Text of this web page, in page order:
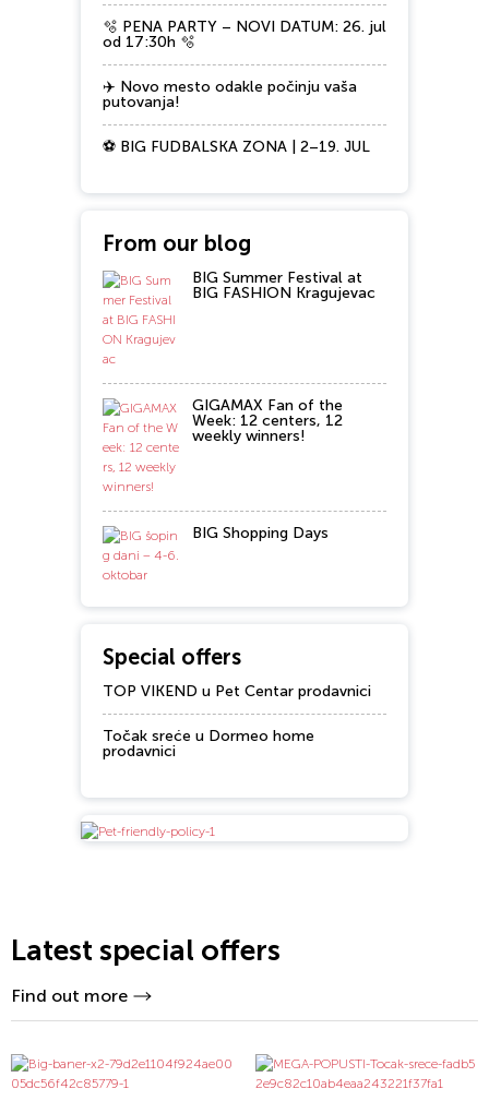
🫧 PENA PARTY – NOVI DATUM: 26. jul
od 17:30h 🫧
✈️ Novo mesto odakle počinju vaša
putovanja!
⚽ BIG FUDBALSKA ZONA | 2–19. JUL
From our blog
BIG Summer Festival at
BIG FASHION Kragujevac
GIGAMAX Fan of the
Week: 12 centers, 12
weekly winners!
BIG Shopping Days
Special offers
TOP VIKEND u Pet Centar prodavnici
Točak sreće u Dormeo home
prodavnici
Latest special offers
Find out more